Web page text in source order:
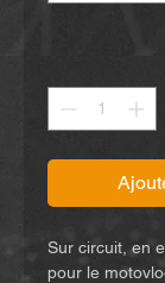
Sur circuit, en
pour le